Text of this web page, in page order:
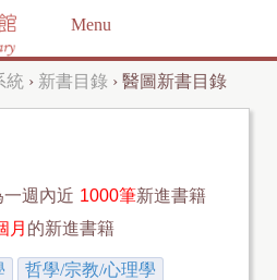
to navigation
Menu
統 › 新書目錄 › 醫圖新書目錄
一週內近 1000筆新進書籍
月 的新進書籍
哲學/宗教/心理學